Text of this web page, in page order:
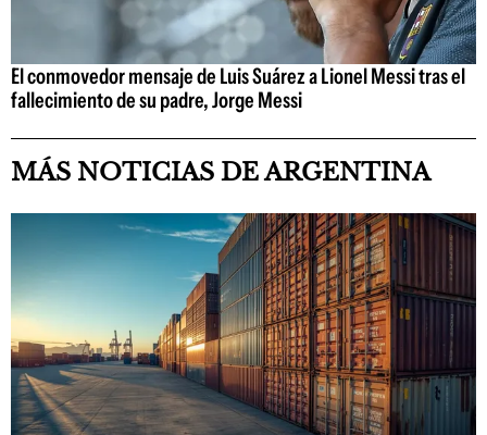
El conmovedor mensaje de Luis Suárez a Lionel Messi tras el
fallecimiento de su padre, Jorge Messi
MÁS NOTICIAS DE ARGENTINA